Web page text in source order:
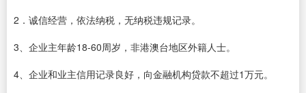
2．诚信经营，依法纳税，无纳税违规记录。
3、企业主年龄18-60周岁，非港澳台地区外籍人士。
4、企业和业主信用记录良好，向金融机构贷款不超过1万元。